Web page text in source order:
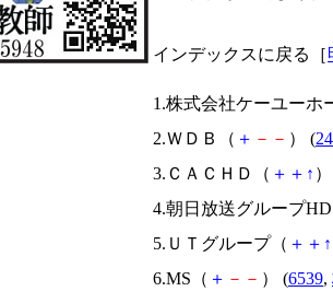
インデックスに戻る［
1.株式会社ケーユーホ
2.ＷＤＢ（ ＋ － － ） (
3.ＣＡＣＨＤ（ ＋ ＋ ↑
4.朝日放送グループ
5.ＵＴグループ（ ＋ ＋ ↑
6.MS（ ＋ － － ） (6539,